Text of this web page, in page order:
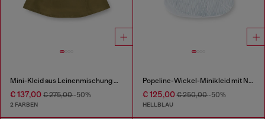
Mini-Kleid aus Leinenmischung mit Taillenknoten
€ 137,00 € 275,00-50%
2 FARBEN
Popeline-Wickel-Minikleid mit Nadelstreifen
€ 125,00€ 250,00-50%
HELLBLAU